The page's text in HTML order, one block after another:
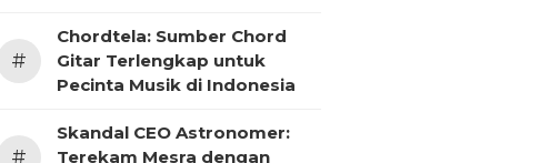
#
Chordtela: Sumber Chord
Gitar Terlengkap untuk
Pecinta Musik di Indonesia
#
Skandal CEO Astronomer:
Terekam Mesra dengan